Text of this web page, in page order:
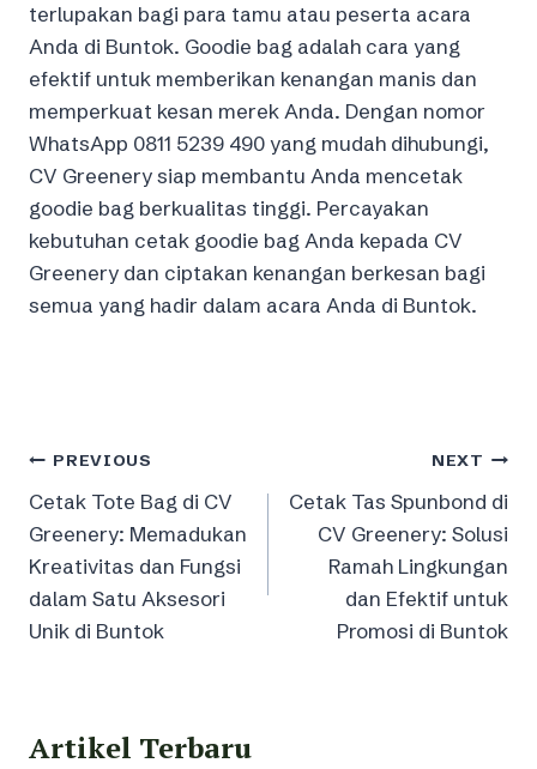
terlupakan bagi para tamu atau peserta acara
Anda di Buntok. Goodie bag adalah cara yang
efektif untuk memberikan kenangan manis dan
memperkuat kesan merek Anda. Dengan nomor
WhatsApp 0811 5239 490 yang mudah dihubungi,
CV Greenery siap membantu Anda mencetak
goodie bag berkualitas tinggi. Percayakan
kebutuhan cetak goodie bag Anda kepada CV
Greenery dan ciptakan kenangan berkesan bagi
semua yang hadir dalam acara Anda di Buntok.
Post
navigation
PREVIOUS
Cetak Tote Bag di CV
Greenery: Memadukan
Kreativitas dan Fungsi
dalam Satu Aksesori
Unik di Buntok
NEXT
Cetak Tas Spunbond di
CV Greenery: Solusi
Ramah Lingkungan
dan Efektif untuk
Promosi di Buntok
Artikel Terbaru